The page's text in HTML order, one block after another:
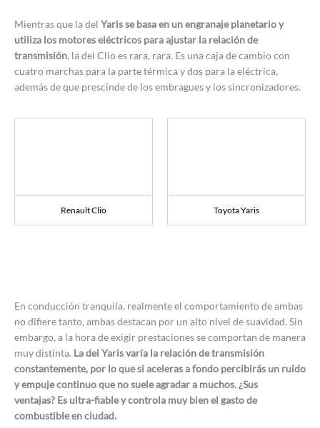
Mientras que la del Yaris se basa en un engranaje planetario y
utiliza los motores eléctricos para ajustar la relación de
transmisión, la del Clio es rara, rara. Es una caja de cambio con
cuatro marchas para la parte térmica y dos para la eléctrica,
además de que prescinde de los embragues y los sincronizadores.
Renault Clio Toyota Yaris
En conducción tranquila, realmente el comportamiento de ambas
no difiere tanto, ambas destacan por un alto nivel de suavidad. Sin
embargo, a la hora de exigir prestaciones se comportan de manera
muy distinta. La del Yaris varía la relación de transmisión
constantemente, por lo que si aceleras a fondo percibirás un ruido
y empuje continuo que no suele agradar a muchos. ¿Sus
ventajas? Es ultra-fiable y controla muy bien el gasto de
combustible en ciudad.